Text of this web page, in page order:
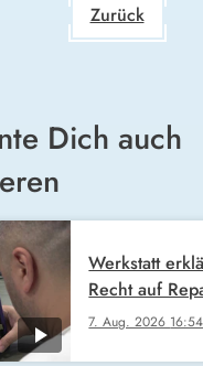
Zurück
Dich auch
7. Aug. 2026 16:54
Werkstatt
Recht auf